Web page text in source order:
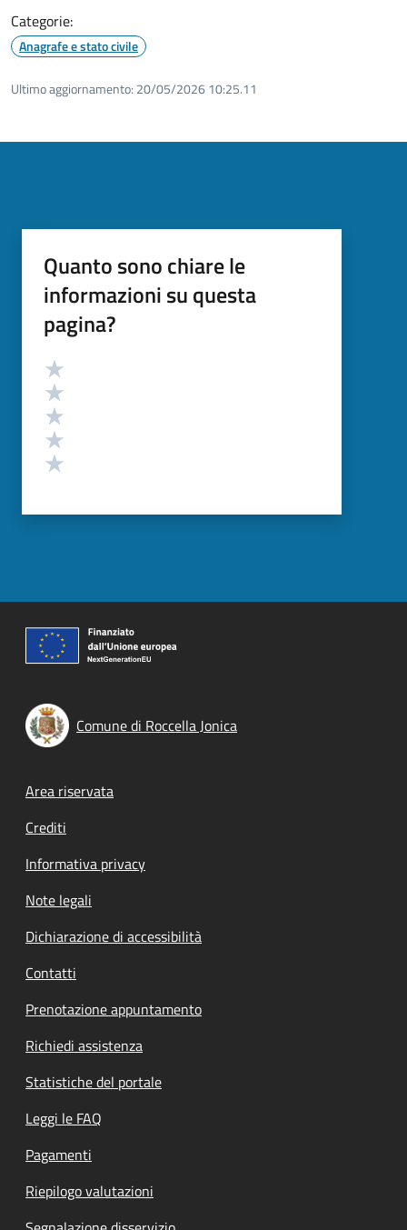
Categorie:
Anagrafe e stato civile
Ultimo aggiornamento: 20/05/2026 10:25.11
Quanto sono chiare le
informazioni su questa
pagina?
Valutazione
Comune di Roccella Jonica
Footer menu
Area riservata
Crediti
Informativa privacy
Note legali
Dichiarazione di accessibilità
Contatti
Prenotazione appuntamento
Richiedi assistenza
Statistiche del portale
Leggi le FAQ
Pagamenti
Riepilogo valutazioni